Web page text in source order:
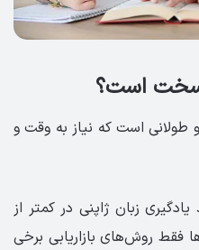
سخت است؟
طولانی است که نیاز به وقت و
زبان ژاپنی در کمتر از
فقط روش‌های بازاریابی برخی